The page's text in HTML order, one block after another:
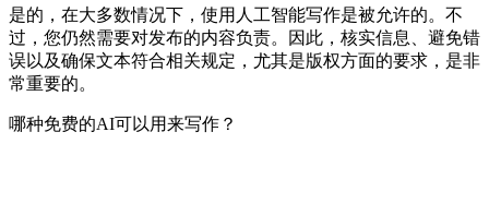
是的，在大多数情况下，使用人工智能写作是被允许的。不
过，您仍然需要对发布的内容负责。因此，核实信息、避免错
误以及确保文本符合相关规定，尤其是版权方面的要求，是非
常重要的。
哪种免费的AI可以用来写作？